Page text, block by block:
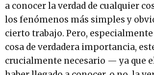
a conocer la verdad de cualquier
los fenómenos más simples y
cierto trabajo. Pero,
cosa de verdadera importancia,
crucialmente necesario — ya que